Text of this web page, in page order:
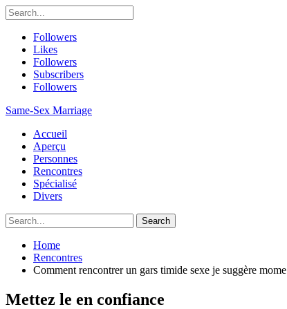
Followers
Likes
Followers
Subscribers
Followers
Same-Sex Marriage
Accueil
Aperçu
Personnes
Rencontres
Spécialisé
Divers
Home
Rencontres
Comment rencontrer un gars timide sexe je suggère mome
Mettez le en confiance